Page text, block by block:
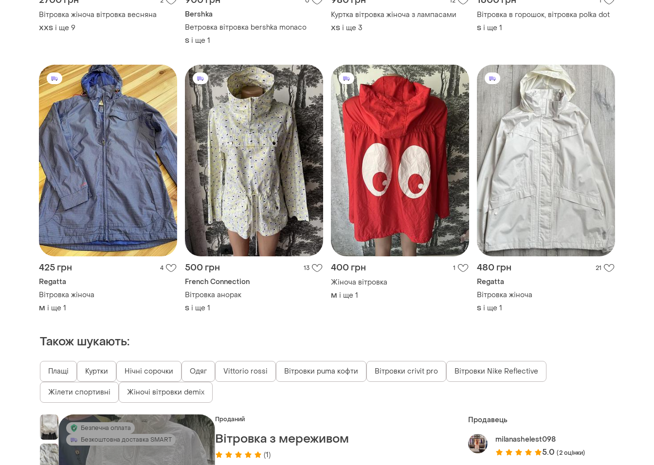
Вітровка жіноча вітровка весняна
XХS і ще 9
Bershka
Ветровка вітровка bershka monaco
S і ще 1
Куртка вітровка жіноча з лампасами
ХS і ще 3
Вітровка в горошок, вітровка polka dot
S і ще 1
425 грн 4
Regatta
Вітровка жіноча
M і ще 1
500 грн 13
French Connection
Вітровка анорак
S і ще 1
400 грн 1
Жіноча вітровка
M і ще 1
480 грн 21
Regatta
Вітровка жіноча
S і ще 1
Також шукають:
Плащі Куртки Нічні сорочки Одяг Vittorio rossi Вітровки puma кофти Вітровки crivit pro Вітровки Nike Reflective
Жілети спортивні Жіночі вітровки demix
Безпечна оплата
Безкоштовна доставка SMART
Проданий
Вітровка з мереживом
(1)
Продавець
milanashelest098
5.0 (2 оцінки)